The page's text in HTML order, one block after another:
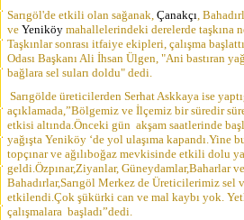
Sarıgöl'de etkili olan sağanak, Çanakçı,
ve Yeniköy mahallelerindeki derelerde taşkına
Taşkınlar sonrası itfaiye ekipleri, çalışma
Odası Başkanı Ali İhsan Ülgen, "Ani bastıran
bağlara sel suları doldu" dedi.
Sarıgölde üreticilerden Serhat Askkaya ise
açıklamada,”Bölgemiz ve İlçemiz bir süredir
etkisi altında.Önceki gün akşam saatlerinde
yağışta Yeniköy ‘de yol ulaşıma kapandı.Yine
topçınar ve ağılıboğaz mevkisinde etkili dolu
geldi.Özpınar,Ziyanlar, Güneydamlar,Baharlar ve
Bahadırlar,Sarıgöl Merkez de Üreticilerimiz sel
etkilendi.Çok şükürki can ve mal kaybı yok.
çalışmalara başladı”dedi.